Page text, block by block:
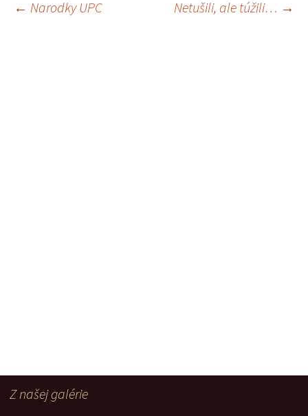
Navigácia
← Narodky UPC Netušili, ale túžili… →
Z našej galérie